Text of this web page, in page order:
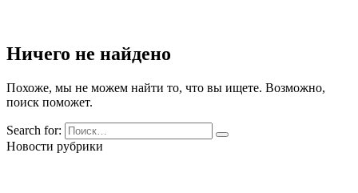
Ничего не найдено
Похоже, мы не можем найти то, что вы ищете. Возможно,
поиск поможет.
Search for:
Новости рубрики